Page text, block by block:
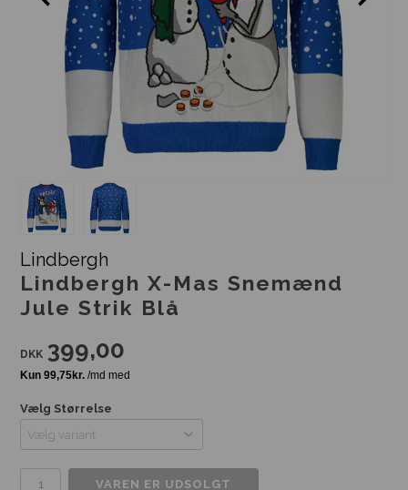
Lindbergh
Lindbergh X-Mas Snemænd
Jule Strik Blå
DKK 399,00
Vælg Størrelse